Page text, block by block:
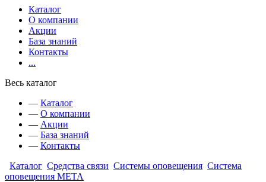
Каталог
О компании
Акции
База знаний
Контакты
...
Весь каталог
— Каталог
— О компании
— Акции
— База знаний
— Контакты
Каталог Средства связи Системы оповещения Система
оповещения МЕТА